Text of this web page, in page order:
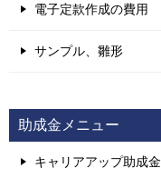
電子定款作成の費用
サンプル、雛形
助成金メニュー
キャリアアップ助成金